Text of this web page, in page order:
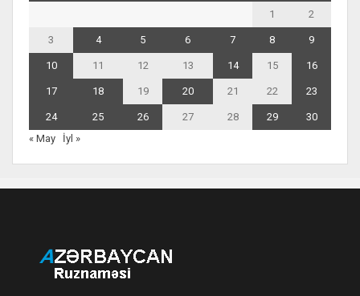
1 2
3 4 5 6 7 8 9
10 11 12 13 14 15 16
17 18 19 20 21 22 23
24 25 26 27 28 29
30
« May
İyl »